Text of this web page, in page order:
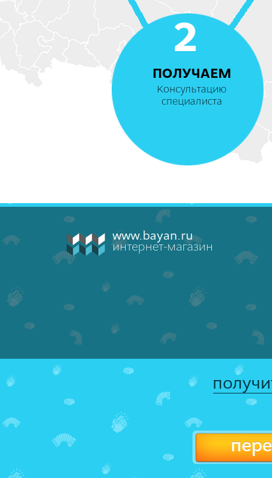
2
ПОЛУЧАЕМ
Консультацию
специалиста
www.bayan.ru
интернет-магазин